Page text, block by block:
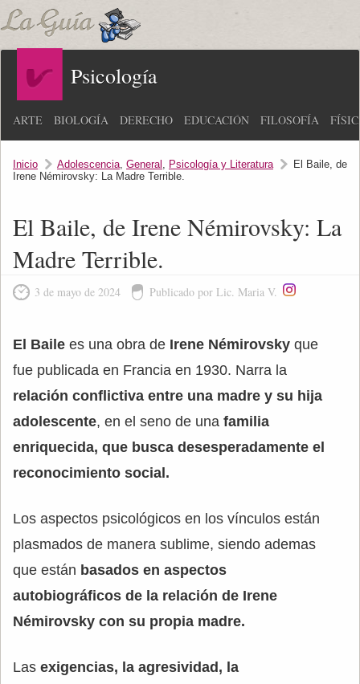
Psicología
ARTE BIOLOGÍA DERECHO EDUCACIÓN FILOSOFÍA
Inicio Adolescencia, General , Psicología y Literatura
El Baile, de
Irene Némirovsky: La Madre Terrible.
El Baile, de Irene Némirovsky: La
Madre Terrible.
3 de mayo de 2024 Publicado por Lic. Maria V.
El Baile es una obra de Irene Némirovsky que
fue publicada en Francia en 1930. Narra la
relación conflictiva entre una madre y su hija
adolescente, en el seno de una familia
enriquecida, que busca desesperadamente el
reconocimiento social.
Los aspectos psicológicos en los vínculos están
plasmados de manera sublime, siendo ademas
que están basados en aspectos
autobiográficos de la relación de Irene
Némirovsky con su propia madre.
Las exigencias, la agresividad, la